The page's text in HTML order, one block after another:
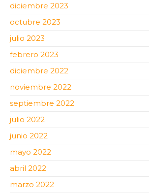
diciembre 2023
octubre 2023
julio 2023
febrero 2023
diciembre 2022
noviembre 2022
septiembre 2022
julio 2022
junio 2022
mayo 2022
abril 2022
marzo 2022